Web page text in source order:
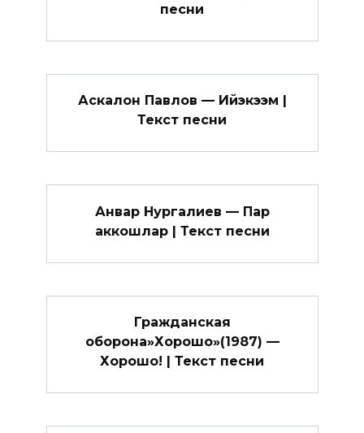
песни
Аскалон Павлов — Ийэкээм |
Текст песни
Анвар Нургалиев — Пар
аккошлар | Текст песни
Гражданская
оборона»Хорошо»(1987) —
Хорошо! | Текст песни